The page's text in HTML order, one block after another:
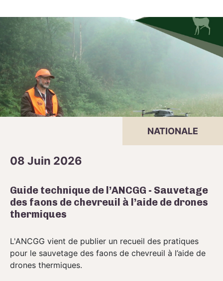
NATIONALE
08 Juin 2026
Guide technique de l’ANCGG - Sauvetage
des faons de chevreuil à l’aide de drones
thermiques
L'ANCGG vient de publier un recueil des pratiques
pour le sauvetage des faons de chevreuil à l’aide de
drones thermiques.